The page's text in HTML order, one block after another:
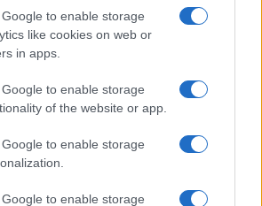
to enable storage
like cookies on web or
in apps.
to enable storage
of the website or app.
to enable storage
to enable storage
ai cantieri privati a Olbia, nuove regole
San Pantaleo
a Porto Rotondo, due uomini fermati dai
fuoco sulla strada statale 125 a